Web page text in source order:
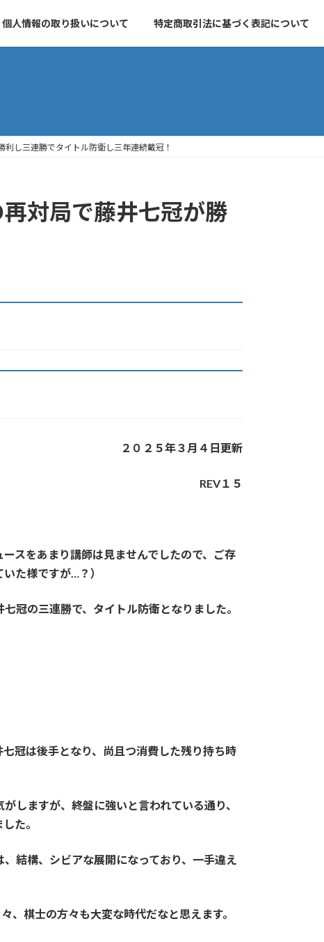
個人情報の取り扱いについて 特定商取引法に基づく表記について
し三連勝でタイトル防衛し三年連続戴冠！
対局で藤井七冠が勝
２０２５年３月４日更新
REV１５
スをあまり講師は見ませんでしたので、ご存
た様ですが…？）
冠の三連勝で、タイトル防衛となりました。
冠は後手となり、尚且つ消費した残り持ち時
しますが、終盤に強いと言われている通り、
た。
結構、シビアな展開になっており、一手違え
、棋士の方々も大変な時代だなと思えます。